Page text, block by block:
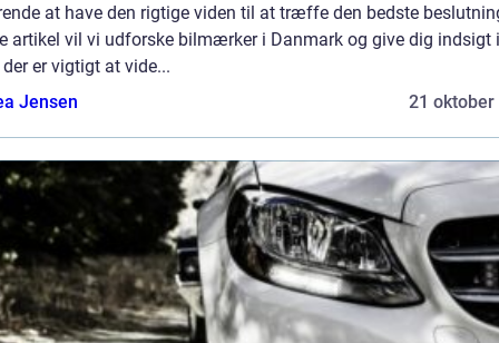
at have den rigtige viden til at træffe den bedste
artikel vil vi udforske bilmærker i Danmark og give dig indsigt
er vigtigt at vide...
Jensen
21 oktober